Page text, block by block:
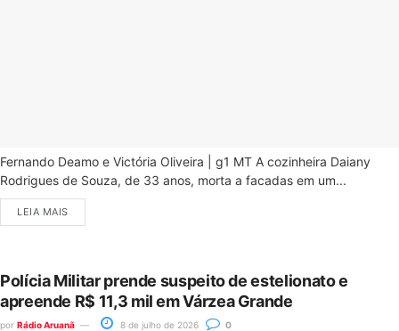
Fernando Deamo e Victória Oliveira | g1 MT A cozinheira Daiany
Rodrigues de Souza, de 33 anos, morta a facadas em um...
LEIA MAIS
Polícia Militar prende suspeito de estelionato e
apreende R$ 11,3 mil em Várzea Grande
por Rádio Aruanã 8 de julho de 2026 0